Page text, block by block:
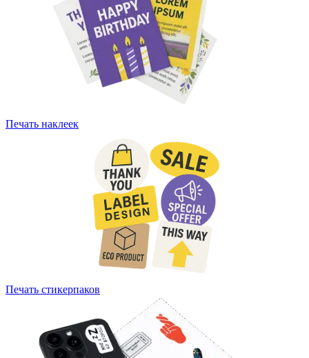
Печать наклеек
Печать стикерпаков